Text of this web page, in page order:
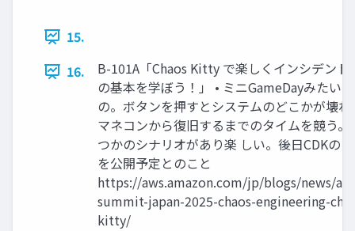
15.
16.
B-101A「Chaos Kitty で楽しくインシデント
の基本を学ぼう！」 • ミニGameDayみたい
の。ボタンを押すとシステムのどこかが壊れ
マネコンから復旧するまでのタイムを競う。
つかのシナリオがあり楽 しい。後日CDKの
を公開予定とのこと
https://aws.amazon.com/jp/blogs/news/
summit-japan-2025-chaos-engineering-
kitty/